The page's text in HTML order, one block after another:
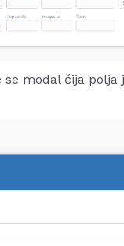
modal čija polja